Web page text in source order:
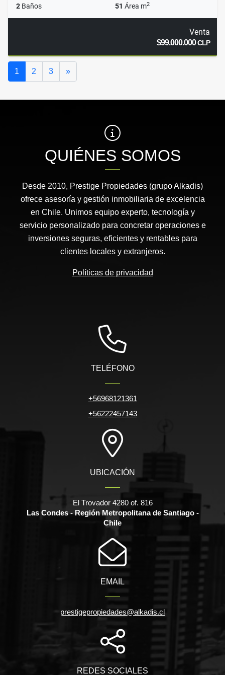
2 Baños 51 Área m2
Venta
$99.000.000CLP
1 2 3 »Siguiente
QUIÉNES SOMOS
Desde 2010, Prestige Propiedades (grupo Alkadis)
ofrece asesoría y gestión inmobiliaria de excelencia
en Chile. Unimos equipo experto, tecnología y
servicio personalizado para concretar operaciones e
inversiones seguras, eficientes y rentables para
clientes locales y extranjeros.
Políticas de privacidad
TELÉFONO
+56968121361
+56222457143
UBICACIÓN
El Trovador 4280 of. 816
Las Condes - Región Metropolitana de Santiago -
Chile
EMAIL
prestigepropiedades@alkadis.cl
REDES SOCIALES